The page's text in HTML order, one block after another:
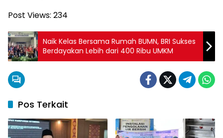
Post Views: 234
Naik Kelas Bersama Rumah BUMN, BRI Sukses
Berdayakan Lebih dari 400 Ribu UMKM
Pos Terkait